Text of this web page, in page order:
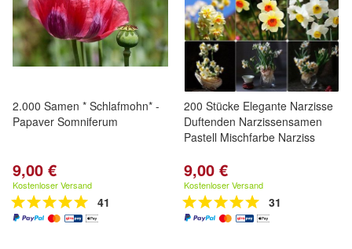
2.000 Samen * Schlafmohn* -
Papaver Somniferum
9,00 €
Kostenloser Versand
41
200 Stücke Elegante Narzisse
Duftenden Narzissensamen
Pastell Mischfarbe Narziss
9,00 €
Kostenloser Versand
31